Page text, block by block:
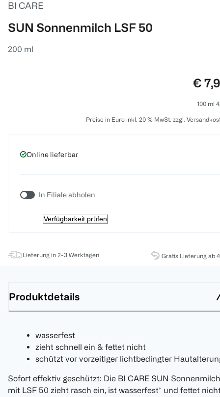
BI CARE
SUN Sonnenmilch LSF 50
200 ml
€
100 ml
Preise in Euro inkl. 20 % MwSt. zzgl.
Online lieferbar
In Filiale abholen
Verfügbarkeit prüfen
Lieferung in 2-3 Werktagen Gratis Lieferung ab
Produktdetails
wasserfest
zieht schnell ein & fettet nicht
schützt vor vorzeitiger lichtbedingter
Sofort effektiv geschützt: Die BI CARE SUN Sonnenmilch
mit LSF 50 zieht rasch ein, ist wasserfest* und fettet